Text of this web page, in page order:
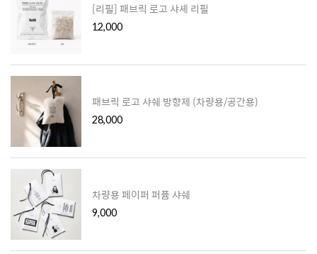
[리필] 패브릭 로고 샤셰 리필
12,000
패브릭 로고 샤쉐 방향제 (차량용/공간용)
28,000
차량용 페이퍼 퍼퓸 샤쉐
9,000